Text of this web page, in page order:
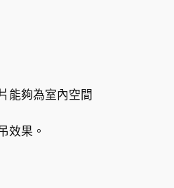
能夠為室內空間
效果。